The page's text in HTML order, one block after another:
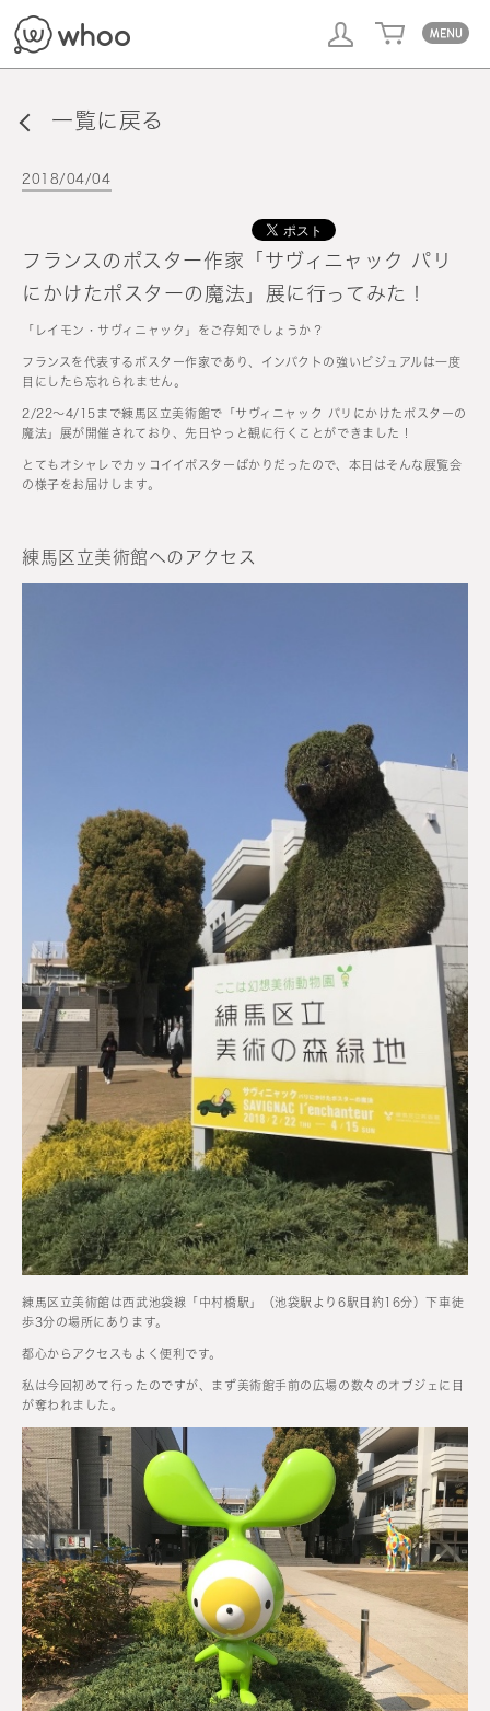
一覧に戻る
2018/04/04
フランスのポスター作家「サヴィニャック パリ
にかけたポスターの魔法」展に行ってみた！
「レイモン・サヴィニャック」をご存知でしょうか？
フランスを代表するポスター作家であり、インパクトの強いビジュアルは一度
目にしたら忘れられません。
2/22〜4/15まで練馬区立美術館で「サヴィニャック パリにかけたポスターの
魔法」展が開催されており、先日やっと観に行くことができました！
とてもオシャレでカッコイイポスターばかりだったので、本日はそんな展覧会
の様子をお届けします。
練馬区立美術館へのアクセス
練馬区立美術館は西武池袋線「中村橋駅」（池袋駅より6駅目約16分）下車徒
歩3分の場所にあります。
都心からアクセスもよく便利です。
私は今回初めて行ったのですが、まず美術館手前の広場の数々のオブジェに目
が奪われました。